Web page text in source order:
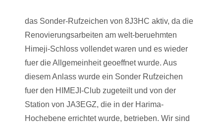
das Sonder-Rufzeichen von 8J3HC aktiv, da die
Renovierungsarbeiten am welt-beruehmten
Himeji-Schloss vollendet waren und es wieder
fuer die Allgemeinheit geoeffnet wurde. Aus
diesem Anlass wurde ein Sonder Rufzeichen
fuer den HIMEJI-Club zugeteilt und von der
Station von JA3EGZ, die in der Harima-
Hochebene errichtet wurde, betrieben. Wir sind